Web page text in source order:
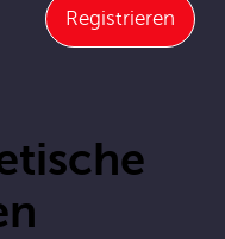
Registrieren
Schwingungen